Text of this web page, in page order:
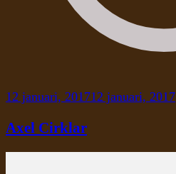
12 januari, 201712 januari, 2017
Axel Cirklar